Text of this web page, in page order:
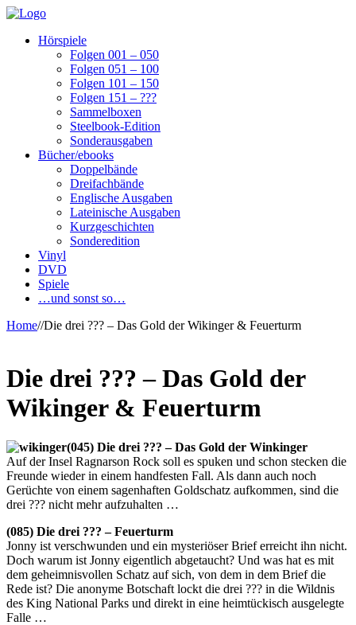
Hörspiele
Folgen 001 – 050
Folgen 051 – 100
Folgen 101 – 150
Folgen 151 – ???
Sammelboxen
Steelbook-Edition
Sonderausgaben
Bücher/ebooks
Doppelbände
Dreifachbände
Englische Ausgaben
Lateinische Ausgaben
Kurzgeschichten
Sonderedition
Vinyl
DVD
Spiele
…und sonst so…
Home//Die drei ??? – Das Gold der Wikinger & Feuerturm
Die drei ??? – Das Gold der
Wikinger & Feuerturm
(045) Die drei ??? – Das Gold der Winkinger
Auf der Insel Ragnarson Rock soll es spuken und schon stecken die
Freunde wieder in einem handfesten Fall. Als dann auch noch
Gerüchte von einem sagenhaften Goldschatz aufkommen, sind die
drei ??? nicht mehr aufzuhalten …
(085) Die drei ??? – Feuerturm
Jonny ist verschwunden und ein mysteriöser Brief erreicht ihn nicht.
Doch warum ist Jonny eigentlich abgetaucht? Und was hat es mit
dem geheimnisvollen Schatz auf sich, von dem in dem Brief die
Rede ist? Die anonyme Botschaft lockt die drei ??? in die Wildnis
des King National Parks und direkt in eine heimtückisch ausgelegte
Falle …